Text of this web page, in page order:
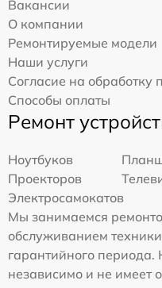
Вакансии
О компании
Ремонтируемые модели
Наши услуги
Согласие на
Способы оплаты
Ремонт
Ноутбуков
Проекторов
Электросамокатов
Мы занимаемся
обслуживанием
гарантийного
независимо и не имеет